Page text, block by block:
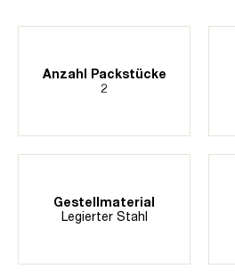
Anzahl Packstücke
2
Gestellmaterial
Legierter Stahl